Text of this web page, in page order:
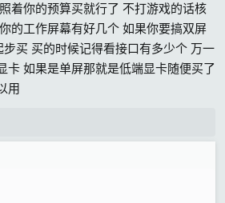
着你的预算买就行了 不打游戏的话核
的工作屏幕有好几个 如果你要搞双屏
买 买的时候记得看接口有多少个 万一
卡 如果是单屏那就是低端显卡随便买了
用